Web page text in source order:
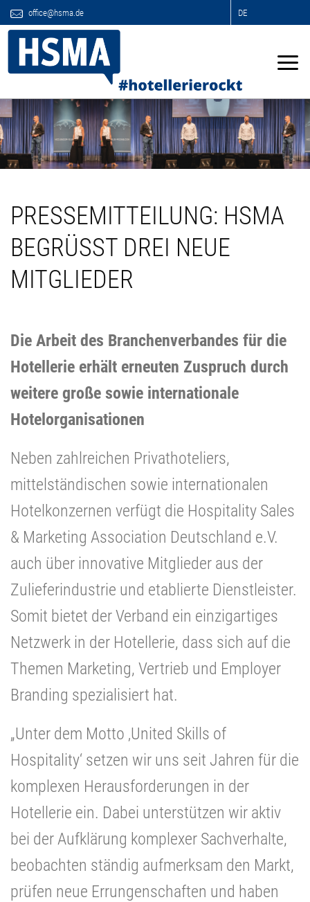
office@hsma.de DE
PRESSEMITTEILUNG: HSMA
BEGRÜSST DREI NEUE M
ITGLIEDER
Die Arbeit des Branchenverbandes für die
Hotellerie erhält erneuten Zuspruch durch
weitere große sowie internationale
Hotelorganisationen
Neben zahlreichen Privathoteliers,
mittelständischen sowie internationalen
Hotelkonzernen verfügt die Hospitality Sales
& Marketing Association Deutschland e.V.
auch über innovative Mitglieder aus der
Zulieferindustrie und etablierte Dienstleister.
Somit bietet der Verband ein einzigartiges
Netzwerk in der Hotellerie, dass sich auf die
Themen Marketing, Vertrieb und Employer
Branding spezialisiert hat.
„Unter dem Motto ‚United Skills of
Hospitality‘ setzen wir uns seit Jahren für die
komplexen Herausforderungen in der
Hotellerie ein. Dabei unterstützen wir aktiv
bei der Aufklärung komplexer Sachverhalte,
beobachten ständig aufmerksam den Markt,
prüfen neue Errungenschaften und haben